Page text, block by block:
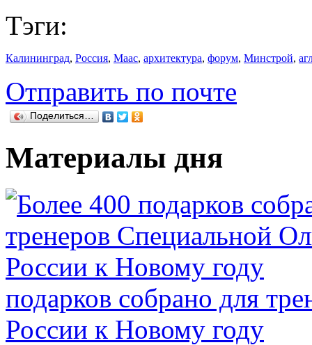
Тэги:
Калининград, Россия, Маас, архитектура, форум, Минстрой,
Отправить по почте
Поделиться…
Материалы дня
подарков собрано для
России к Новому году